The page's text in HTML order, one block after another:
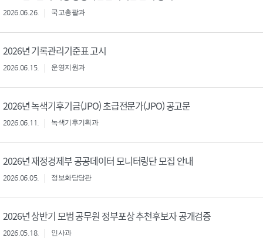
2026.06.26. 국고총괄과
2026년 기록관리기준표 고시
2026.06.15. 운영지원과
2026년 녹색기후기금(JPO) 초급전문가(JPO) 공고문
2026.06.11. 녹색기후기획과
2026년 재정경제부 공공데이터 모니터링단 모집 안내
2026.06.05. 정보화담당관
2026년 상반기 모범 공무원 정부포상 추천후보자 공개검증
2026.05.18. 인사과